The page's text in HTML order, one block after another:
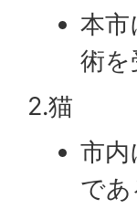
本市
術を
2.猫
市
であ